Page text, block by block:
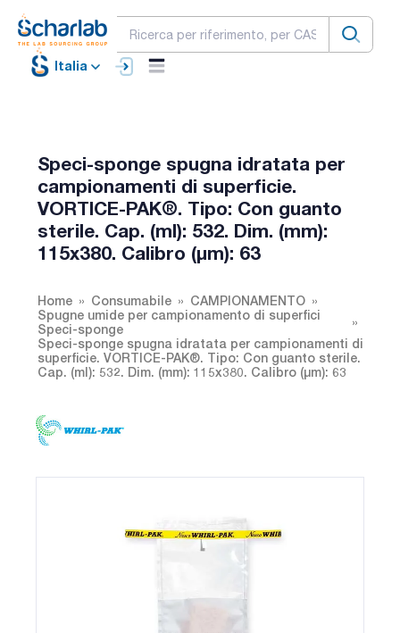
Italia
Speci-sponge spugna idratata per
campionamenti di superficie.
VORTICE-PAK®. Tipo: Con guanto
sterile. Cap. (ml): 532. Dim. (mm):
115x380. Calibro (µm): 63
Home Consumabile
CAMPIONAMENTO
Spugne umide per campionamento di superfici
Speci-sponge
Speci-sponge spugna idratata per campionamenti di
superficie. VORTICE-PAK®. Tipo: Con guanto sterile.
Cap. (ml): 532. Dim. (mm): 115x380. Calibro (µm): 63